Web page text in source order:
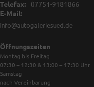
Telefax:
07751-9181866
E-Mail:
info@autogaleriesued.de
Öffnungszeiten
Montag bis Freitag
07:30 – 12:30 & 13:00 – 17:30 Uhr
Samstag
nach Vereinbarung